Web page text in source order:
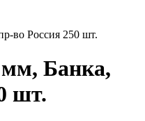
во Россия 250 шт.
Банка,
шт.